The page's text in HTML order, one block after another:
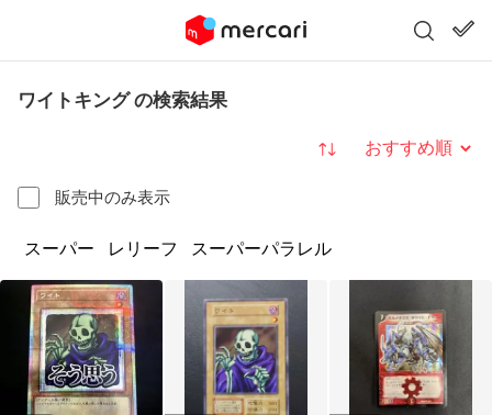
ワイトキング の検索結果
販売中のみ表示
並び替え
スーパー レリーフ スーパーパラレル